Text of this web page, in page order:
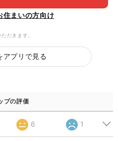
住まいの方向け
だきます。
アプリで見る
プの評価
6 1